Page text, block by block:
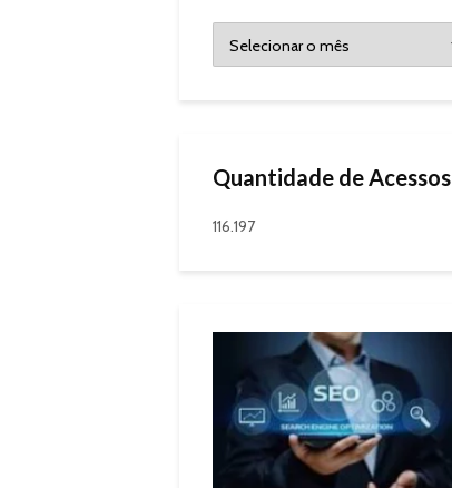
Quantidade de Acessos
116.197